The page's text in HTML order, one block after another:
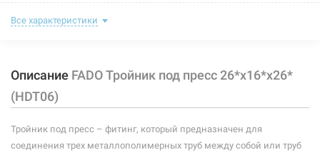
Номинальное давление:
Рабочая среда: жидкая неагрессивная, газообразная неагрессивная
Материал корпуса:
Материал уплотнителей: эластомер EPDM
Все характеристики
Описание FADO Тройник под пресс 26*х16*x26*
(HDT06)
Тройник под пресс – фитинг, который предназначен для
соединения трех металлополимерных труб между собой или труб